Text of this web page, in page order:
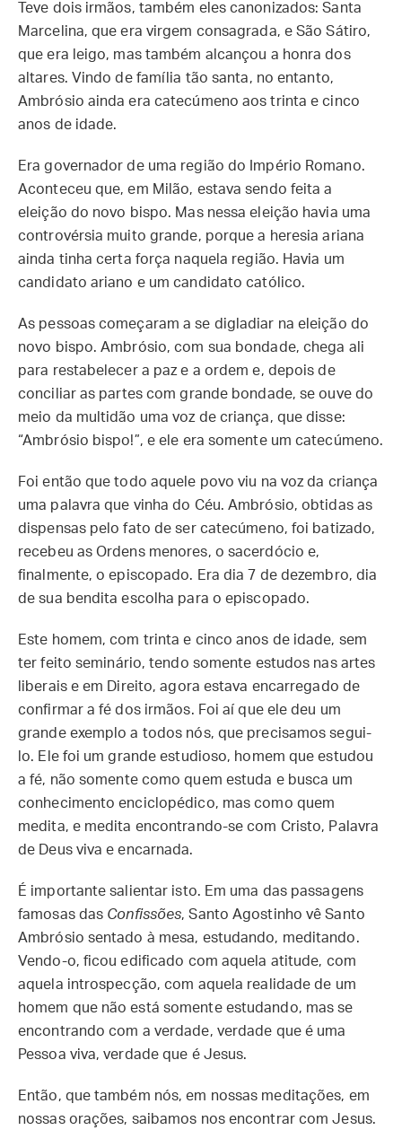
Teve dois irmãos, também eles canonizados: Santa
Marcelina, que era virgem consagrada, e São Sátiro,
que era leigo, mas também alcançou a honra dos
altares. Vindo de família tão santa, no entanto,
Ambrósio ainda era catecúmeno aos trinta e cinco
anos de idade.
Era governador de uma região do Império Romano.
Aconteceu que, em Milão, estava sendo feita a
eleição do novo bispo. Mas nessa eleição havia uma
controvérsia muito grande, porque a heresia ariana
ainda tinha certa força naquela região. Havia um
candidato ariano e um candidato católico.
As pessoas começaram a se digladiar na eleição do
novo bispo. Ambrósio, com sua bondade, chega ali
para restabelecer a paz e a ordem e, depois de
conciliar as partes com grande bondade, se ouve do
meio da multidão uma voz de criança, que disse:
“Ambrósio bispo!”, e ele era somente um catecúmeno.
Foi então que todo aquele povo viu na voz da criança
uma palavra que vinha do Céu. Ambrósio, obtidas as
dispensas pelo fato de ser catecúmeno, foi batizado,
recebeu as Ordens menores, o sacerdócio e,
finalmente, o episcopado. Era dia 7 de dezembro, dia
de sua bendita escolha para o episcopado.
Este homem, com trinta e cinco anos de idade, sem
ter feito seminário, tendo somente estudos nas artes
liberais e em Direito, agora estava encarregado de
confirmar a fé dos irmãos. Foi aí que ele deu um
grande exemplo a todos nós, que precisamos segui-
lo. Ele foi um grande estudioso, homem que estudou
a fé, não somente como quem estuda e busca um
conhecimento enciclopédico, mas como quem
medita, e medita encontrando-se com Cristo, Palavra
de Deus viva e encarnada.
É importante salientar isto. Em uma das passagens
famosas das Confissões, Santo Agostinho vê Santo
Ambrósio sentado à mesa, estudando, meditando.
Vendo-o, ficou edificado com aquela atitude, com
aquela introspecção, com aquela realidade de um
homem que não está somente estudando, mas se
encontrando com a verdade, verdade que é uma
Pessoa viva, verdade que é Jesus.
Então, que também nós, em nossas meditações, em
nossas orações, saibamos nos encontrar com Jesus.